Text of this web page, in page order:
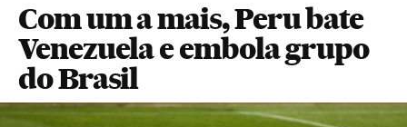
Com um a mais, Peru bate
Venezuela e embola grupo
do Brasil